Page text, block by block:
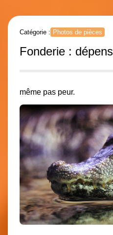
Catégorie : Photos de pièces
Fonderie :
même pas peur.